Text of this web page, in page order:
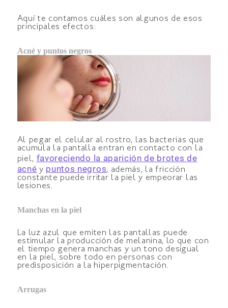
Aquí te contamos cuáles son algunos de esos
principales efectos:
Acné y puntos negros
Al pegar el celular al rostro, las bacterias que
acumula la pantalla entran en contacto con la
piel, favoreciendo la aparición de brotes de
acné y puntos negros; además, la fricción
constante puede irritar la piel y empeorar las
lesiones.
Manchas en la piel
La luz azul que emiten las pantallas puede
estimular la producción de melanina, lo que con
el tiempo genera manchas y un tono desigual
en la piel, sobre todo en personas con
predisposición a la hiperpigmentación.
Arrugas